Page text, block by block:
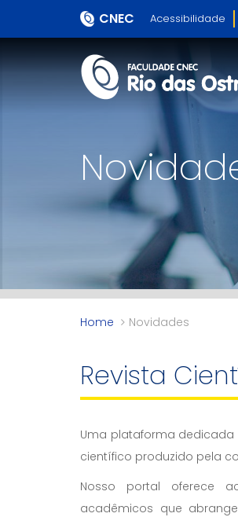
CNEC Acessibilidade
Home Novidades
Revista
Uma plataforma
científico produzido pela
Nosso portal oferece
acadêmicos que